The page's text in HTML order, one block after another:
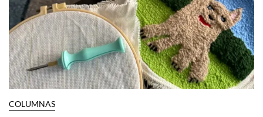
COLUMNAS